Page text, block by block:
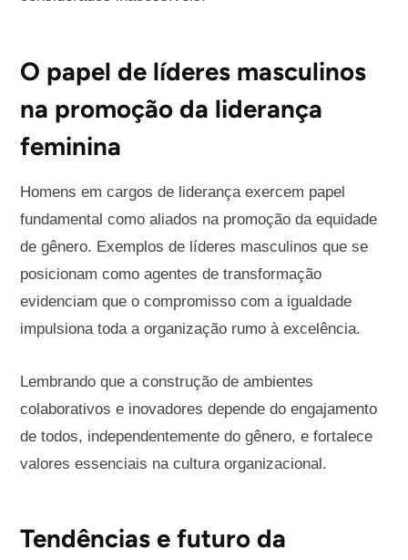
O papel de líderes masculinos
na promoção da liderança
feminina
Homens em cargos de liderança exercem papel
fundamental como aliados na promoção da equidade
de gênero. Exemplos de líderes masculinos que se
posicionam como agentes de transformação
evidenciam que o compromisso com a igualdade
impulsiona toda a organização rumo à excelência.
Lembrando que a construção de ambientes
colaborativos e inovadores depende do engajamento
de todos, independentemente do gênero, e fortalece
valores essenciais na cultura organizacional.
Tendências e futuro da